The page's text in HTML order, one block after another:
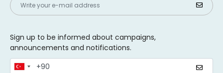
Sign up to be informed about campaigns,
announcements and notifications.